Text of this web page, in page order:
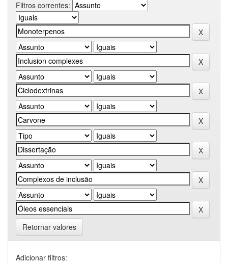
Filtros correntes:
Retornar valores
Adicionar filtros: